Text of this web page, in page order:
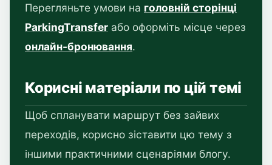
Перегляньте умови на головній сторінці
ParkingTransfer або оформіть місце через
онлайн-бронювання.
Корисні матеріали по цій темі
Щоб спланувати маршрут без зайвих
переходів, корисно зіставити цю тему з
іншими практичними сценаріями блогу.